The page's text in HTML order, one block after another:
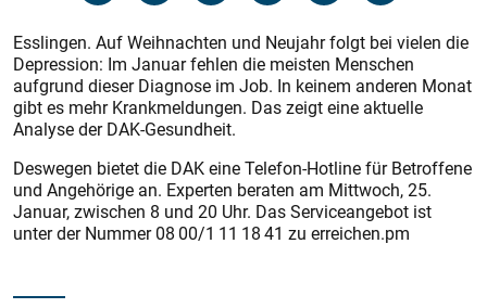
Esslingen. Auf Weihnachten und Neujahr folgt bei vielen die
Depression: Im Januar fehlen die meisten Menschen
aufgrund dieser Diagnose im Job. In keinem anderen Monat
gibt es mehr Krankmeldungen. Das zeigt eine aktuelle
Analyse der DAK-Gesundheit.
Deswegen bietet die DAK eine Telefon-Hotline für Betroffene
und Angehörige an. Experten beraten am Mittwoch, 25.
Januar, zwischen 8 und 20 Uhr. Das Serviceangebot ist
unter der Nummer 08 00/1 11 18 41 zu erreichen.pm